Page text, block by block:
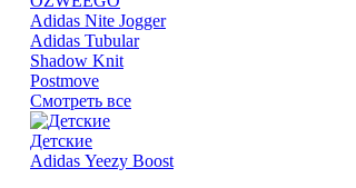
Adidas Nite Jogger
Adidas Tubular
Shadow Knit
Postmove
Смотреть все
Детские
Adidas Yeezy Boost